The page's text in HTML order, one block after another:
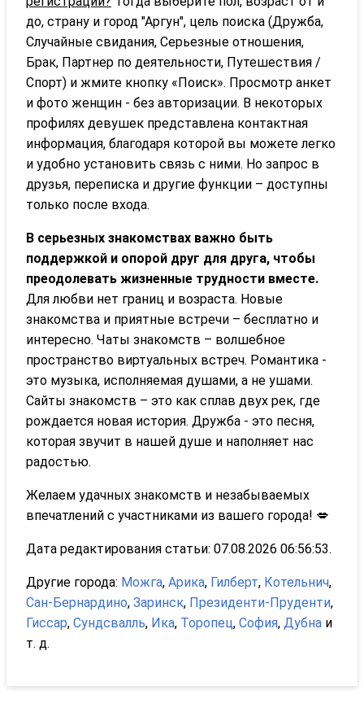
до, страну и город "Аргун", цель поиска (Дружба,
Случайные свидания, Серьезные отношения,
Брак, Партнер по деятельности, Путешествия /
Спорт) и жмите кнопку «Поиск». Просмотр анкет
и фото женщин - без авторизации. В некоторых
профилях девушек представлена контактная
информация, благодаря которой вы можете легко
и удобно установить связь с ними. Но запрос в
друзья, переписка и другие функции – доступны
только после входа.
В серьезных знакомствах важно быть
поддержкой и опорой друг для друга, чтобы
преодолевать жизненные трудности вместе.
Для любви нет границ и возраста. Новые
знакомства и приятные встречи – бесплатно и
интересно. Чаты знакомств – волшебное
пространство виртуальных встреч. Романтика -
это музыка, исполняемая душами, а не ушами.
Сайты знакомств – это как сплав двух рек, где
рождается новая история. Дружба - это песня,
которая звучит в нашей душе и наполняет нас
радостью.
Желаем удачных знакомств и незабываемых
впечатлений с участниками из вашего города! 💋
Дата редактирования статьи: 07.08.2026 06:56:53.
Другие города: Можга, Арика, Гилберт, Котельнич,
Сан-Бернардино, Заринск, Президенти-Пруденти,
Гиссар, Сундсвалль, Ика, Торопец, София, Дубна и
т. д.